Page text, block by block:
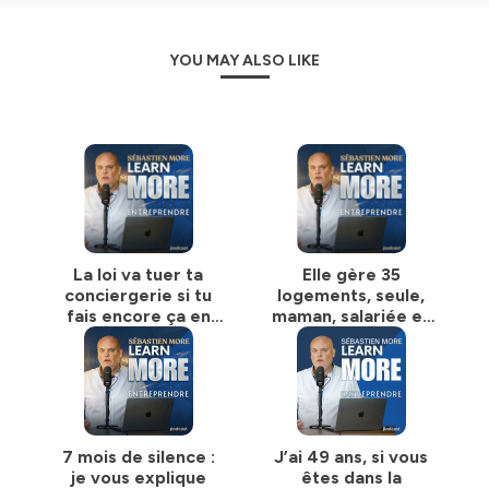
YOU MAY ALSO LIKE
La loi va tuer ta
conciergerie si tu
fais encore ça en
2026 »
Elle gère 35
logements, seule,
maman, salariée et
à 5h de chez elle.
Voici son histoire.
7 mois de silence :
je vous explique
J’ai 49 ans, si vous
êtes dans la